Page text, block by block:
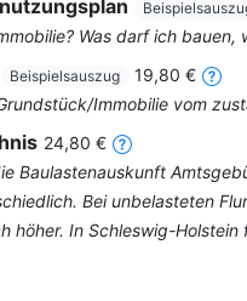
Was darf ich bauen,
Beispielsauszug
19,80 €
Immobilie vom
24,80 €
Baulastenauskunft
Bei unbelasteten
höher. In Schleswig-